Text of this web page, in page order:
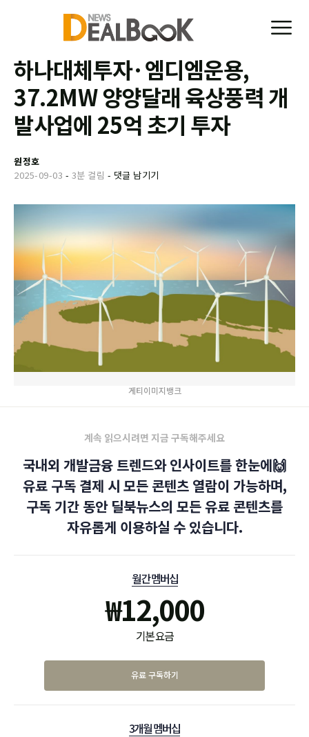
하나대체투자·엠디엠운용,
37.2MW 양양달래 육상풍력 개
발사업에 25억 초기 투자
원정호
2025-09-03 - 3분 걸림 - 댓글 남기기
게티이미지뱅크
계속 읽으시려면 지금 구독해주세요
국내외 개발금융 트렌드와 인사이트를 한눈에🙌
유료 구독 결제 시 모든 콘텐츠 열람이 가능하며,
구독 기간 동안 딜북뉴스의 모든 유료 콘텐츠를
자유롭게 이용하실 수 있습니다.
월간 멤버십
₩12,000
기본 요금
유료 구독하기
3개월 멤버십